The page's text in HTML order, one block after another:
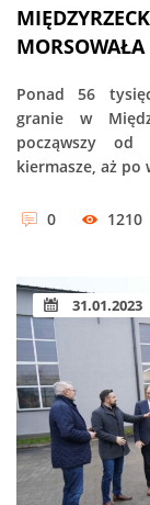
Ponad 56
granie w
począwszy od
kiermasze, aż po
0 1210
31.01.2023